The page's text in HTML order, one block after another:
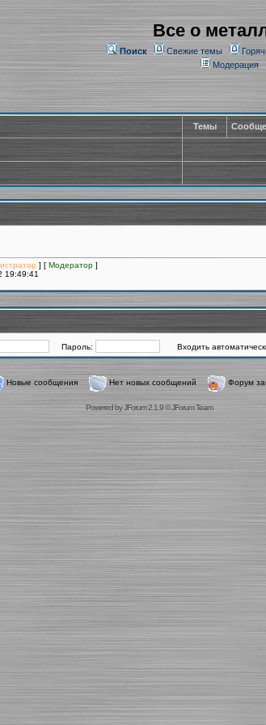
Все о
Поиск Свежие темы
Модерация
Темы
] [ Модератор ]
19:49:41
Пароль: Входить
Новые сообщения Нет новых сообщений Форум
Powered byJForum 2.1.9©JForum Team